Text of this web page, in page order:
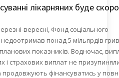
лікарняних буде
вересні, Фонд соціального
понад 5 мільярдів
показників. Водночас,
і страхових виплат не
фінансуватись у